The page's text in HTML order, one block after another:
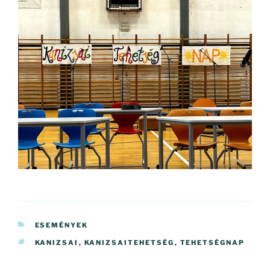
KATEGÓRIÁK
ESEMÉNYEK
CÍMKÉK
KANIZSAI , KANIZSAITEHETSÉG , TEHETSÉGNAP